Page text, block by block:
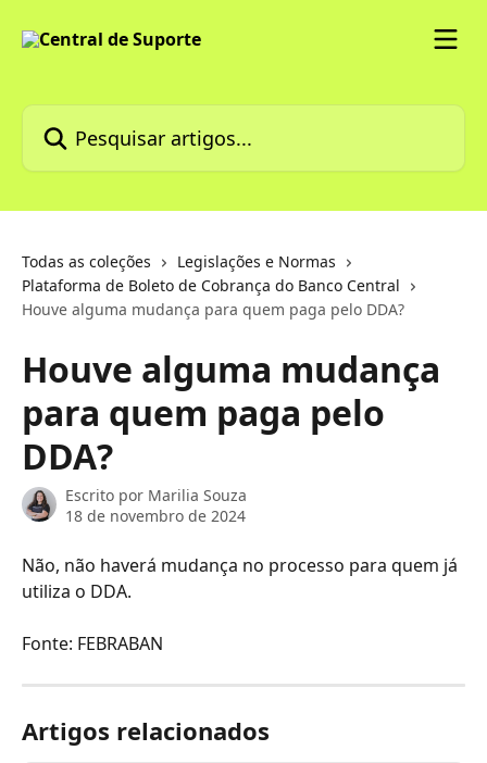
Pesquisar artigos...
Todas as coleções
Legislações e Normas
Plataforma de Boleto de Cobrança do Banco Central
Houve alguma mudança para quem paga pelo DDA?
Houve alguma mudança
para quem paga pelo
DDA?
Escrito por Marilia Souza
18 de novembro de 2024
Não, não haverá mudança no processo para quem já
utiliza o DDA.
Fonte: FEBRABAN
Artigos relacionados